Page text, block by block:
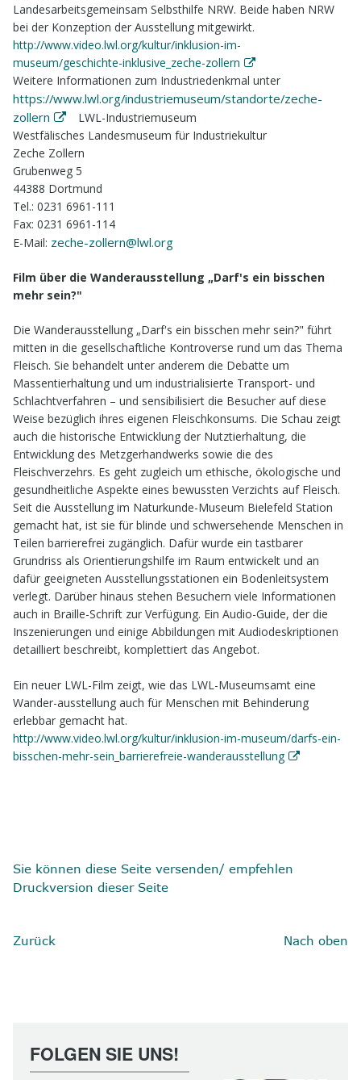
Landesarbeitsgemeinsam Selbsthilfe NRW. Beide haben NRW
bei der Konzeption der Ausstellung mitgewirkt.
http://www.video.lwl.org/kultur/inklusion-im-
museum/geschichte-inklusive_zeche-zollern
Weitere Informationen zum Industriedenkmal unter
https://www.lwl.org/industriemuseum/standorte/zeche-
zollern
LWL-Industriemuseum
Westfälisches Landesmuseum für Industriekultur
Zeche Zollern
Grubenweg 5
44388 Dortmund
Tel.: 0231 6961-111
Fax: 0231 6961-114
E-Mail: zeche-zollern@lwl.org
Film über die Wanderausstellung „Darf's ein bisschen
mehr sein?"
Die Wanderausstellung „Darf's ein bisschen mehr sein?" führt
mitten in die gesellschaftliche Kontroverse rund um das Thema
Fleisch. Sie behandelt unter anderem die Debatte um
Massentierhaltung und um industrialisierte Transport- und
Schlachtverfahren – und sensibilisiert die Besucher auf diese
Weise bezüglich ihres eigenen Fleischkonsums. Die Schau zeigt
auch die historische Entwicklung der Nutztierhaltung, die
Entwicklung des Metzgerhandwerks sowie die des
Fleischverzehrs. Es geht zugleich um ethische, ökologische und
gesundheitliche Aspekte eines bewussten Verzichts auf Fleisch.
Seit die Ausstellung im Naturkunde-Museum Bielefeld Station
gemacht hat, ist sie für blinde und schwersehende Menschen in
Teilen barrierefrei zugänglich. Dafür wurde ein tastbarer
Grundriss als Orientierungshilfe im Raum entwickelt und an
dafür geeigneten Ausstellungsstationen ein Bodenleitsystem
verlegt. Darüber hinaus stehen Besuchern viele Informationen
auch in Braille-Schrift zur Verfügung. Ein Audio-Guide, der die
Inszenierungen und einige Abbildungen mit Audiodeskriptionen
detailliert beschreibt, komplettiert das Angebot.
Ein neuer LWL-Film zeigt, wie das LWL-Museumsamt eine
Wander-ausstellung auch für Menschen mit Behinderung
erlebbar gemacht hat.
http://www.video.lwl.org/kultur/inklusion-im-museum/darfs-ein-
bisschen-mehr-sein_barrierefreie-wanderausstellung
Sie können diese Seite versenden/ empfehlen
Druckversion dieser Seite
Zurück Nach oben
FOLGEN SIE UNS!